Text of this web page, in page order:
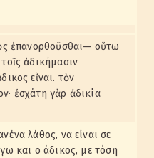
ἐπανορθοῦσθαι— οὕτω
ἀδικήμασιν
εἶναι. τὸν
ἐσχάτη γὰρ ἀδικία
λάθος, να είναι σε
και ο άδικος, με τόση